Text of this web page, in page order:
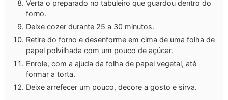
Verta o preparado no tabuleiro que guardou dentro do
forno.
Deixe cozer durante 25 a 30 minutos.
Retire do forno e desenforme em cima de uma folha de
papel polvilhada com um pouco de açúcar.
Enrole, com a ajuda da folha de papel vegetal, até
formar a torta.
Deixe arrefecer um pouco, decore a gosto e sirva.